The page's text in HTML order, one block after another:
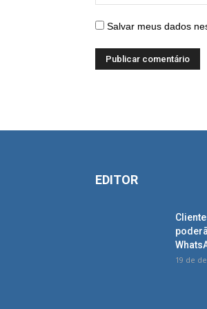
Salvar meus dados
EDITOR
19 de